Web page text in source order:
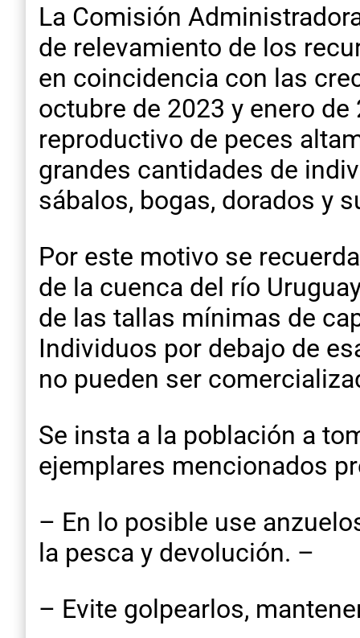
La Comisión
de relevamiento de los
en coincidencia con las
octubre de 2023 y enero
reproductivo de peces
grandes cantidades de
sábalos, bogas, dorados y
Por este motivo se
de la cuenca del río
de las tallas mínimas de
Individuos por debajo de
no pueden ser
Se insta a la población a
ejemplares mencionados
– En lo posible use
la pesca y devolución. –
– Evite golpearlos,